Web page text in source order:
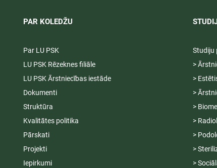
PAR KOLEDŽU
Par LU PSK
LU PSK Rēzeknes filiāle
LU PSK Ārstniecības iestāde
Dokumenti
Struktūra
Kvalitātes politika
Pārskati
Projekti
Iepirkumi
Studiju
>
>
>
>
>
>
>
>